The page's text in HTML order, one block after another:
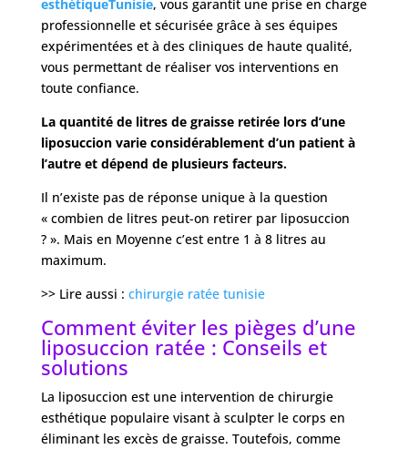
esthétiqueTunisie, vous garantit une prise en charge
professionnelle et sécurisée grâce à ses équipes
expérimentées et à des cliniques de haute qualité,
vous permettant de réaliser vos interventions en
toute confiance.
La quantité de litres de graisse retirée lors d’une
liposuccion varie considérablement d’un patient à
l’autre et dépend de plusieurs facteurs.
Il n’existe pas de réponse unique à la question
« combien de litres peut-on retirer par liposuccion
? ». Mais en Moyenne c’est entre 1 à 8 litres au
maximum.
>> Lire aussi : chirurgie ratée tunisie
Comment éviter les pièges d’une
liposuccion ratée : Conseils et
solutions
La liposuccion est une intervention de chirurgie
esthétique populaire visant à sculpter le corps en
éliminant les excès de graisse. Toutefois, comme